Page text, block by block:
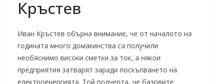
Кръстев
Иван Кръстев обърна внимание, че от началото на
годината много домакинства са получили
необяснимо високи сметки за ток, а някои
предприятия затварят заради поскъпването на
електроенергията. Той подчерта, че базовите